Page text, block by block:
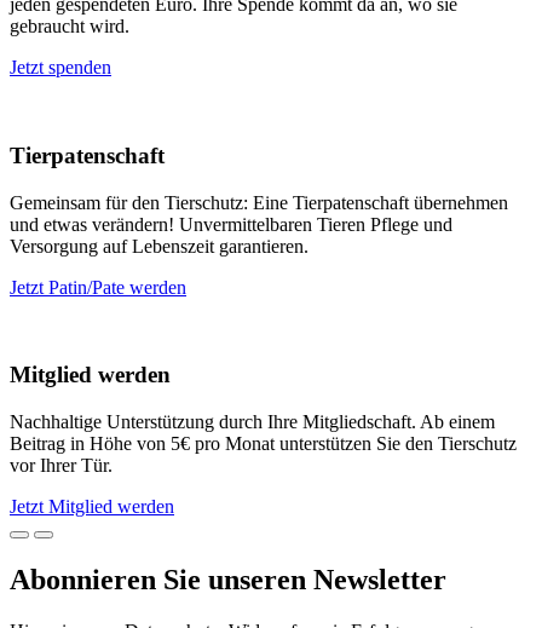
jeden gespendeten Euro. Ihre Spende kommt da an, wo sie
gebraucht wird.
Jetzt spenden
Tierpatenschaft
Gemeinsam für den Tierschutz: Eine Tierpatenschaft übernehmen
und etwas verändern! Unvermittelbaren Tieren Pflege und
Versorgung auf Lebenszeit garantieren.
Jetzt Patin/Pate werden
Mitglied werden
Nachhaltige Unterstützung durch Ihre Mitgliedschaft. Ab einem
Beitrag in Höhe von 5€ pro Monat unterstützen Sie den Tierschutz
vor Ihrer Tür.
Jetzt Mitglied werden
Abonnieren Sie unseren Newsletter